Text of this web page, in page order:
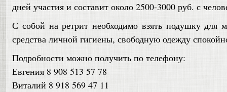
дней участия и составит около 2500-3000 руб. с
С собой на ретрит необходимо взять подушку для
средства личной гигиены, свободную одежду
Подробности можно получить по телефону:
Евгения 8 908 513 57 78
Виталий 8 918 569 47 11